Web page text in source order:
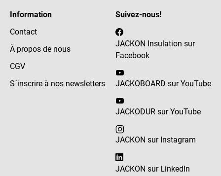
Information
Contact
À propos de nous
CGV
S´inscrire à nos newsletters
Suivez-nous!
JACKON Insulation sur
Facebook
JACKOBOARD sur YouTube
JACKODUR sur YouTube
JACKON sur Instagram
JACKON sur LinkedIn